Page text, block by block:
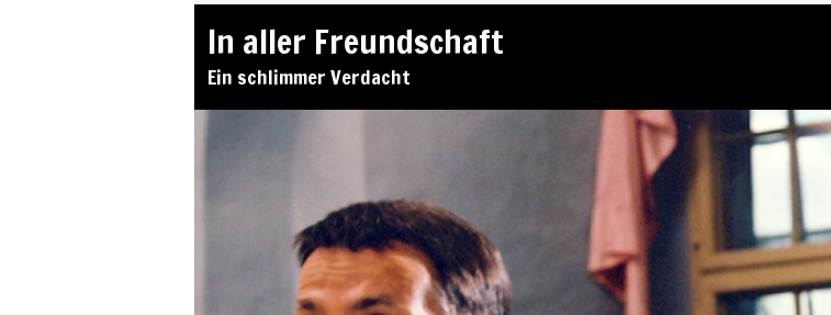
In aller Freundschaft
Ein schlimmer Verdacht